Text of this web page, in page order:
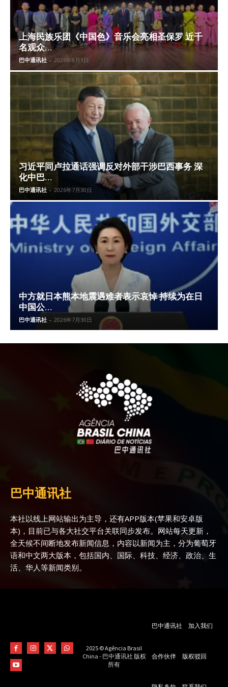
上海民族乐团《中国色》音乐会亮相圣保罗 近千
名观众...
巴中通讯社 - 2026年8月1日
习近平同卢拉通话强调反对外部干涉巴西事务 深
化中巴...
巴中通讯社 - 2026年7月30日
中方就日本熊本地震遇难者表示哀悼 持续为在日
中国公...
巴中通讯社 - 2026年7月30日
巴中通讯社
本社以线上网站输出为主导，还有APP版本(苹果和安卓版
本)，目前已与各大社交平台关联同步发布。网站每天更新，
全天候不间断地发布新闻信息，内容以新闻为主，分为葡萄牙
语和中文两大版本，包括国内、国际、科技、经济、政治、生
活、华人等新闻类别。
2025 © Agência Brasil
China - 巴中通讯社 版权
所有
巴中通讯社 加入我们
合作伙伴 版权驳回